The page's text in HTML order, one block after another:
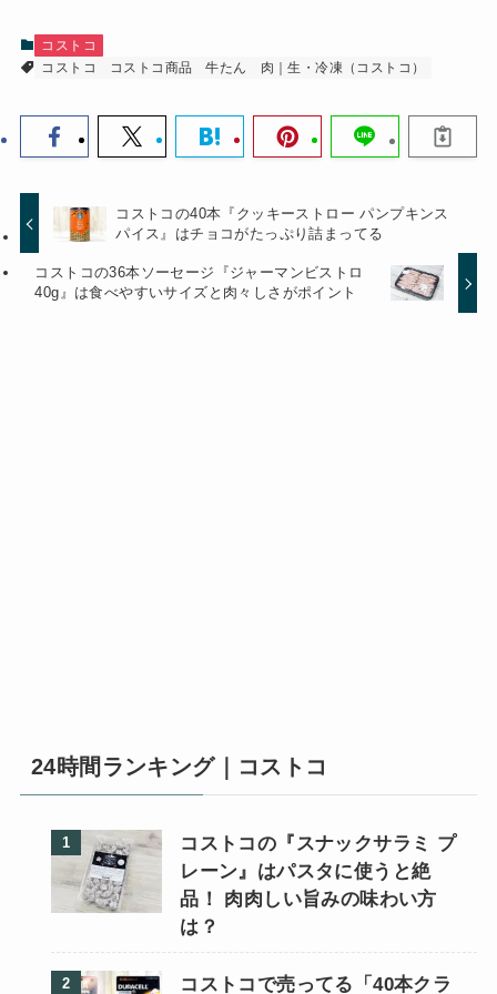
コストコ
コストコ
コストコ商品 牛たん 肉｜生・冷凍（コストコ）
コストコの40本『クッキーストロー パンプキンス
パイス』はチョコがたっぷり詰まってる
コストコの36本ソーセージ『ジャーマンビストロ
40g』は食べやすいサイズと肉々しさがポイント
24時間ランキング｜コストコ
コストコの『スナックサラミ プ
レーン』はパスタに使うと絶
品！ 肉肉しい旨みの味わい方
は？
コストコで売ってる「40本クラ